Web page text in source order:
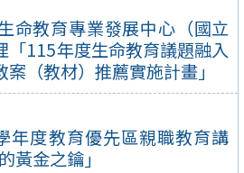
命教育專業發展中心（國立
「115年度生命教育議題融入
（教材）推薦實施計畫」
年度教育優先區親職教育講
黃金之鑰」